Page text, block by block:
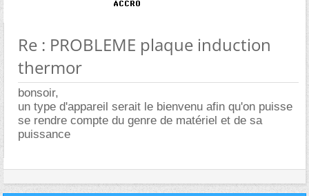
Re : PROBLEME plaque induction
thermor
bonsoir,
un type d'appareil serait le bienvenu afin qu'on puisse
se rendre compte du genre de matériel et de sa
puissance